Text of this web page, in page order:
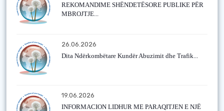
REKOMANDIME SHËNDETËSORE PUBLIKE PËR
MBROJTJE...
26.06.2026
Dita Ndërkombëtare Kundër Abuzimit dhe Trafik...
19.06.2026
INFORMACION LIDHUR ME PARAQITJEN E NJË